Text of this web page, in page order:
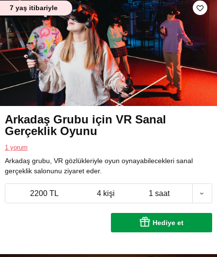
7 yaş itibariyle
Arkadaş Grubu için VR Sanal
Gerçeklik Oyunu
1 yorum
Arkadaş grubu, VR gözlükleriyle oyun oynayabilecekleri sanal
gerçeklik salonunu ziyaret eder.
2200 TL 4 kişi 1 saat
Hediye et